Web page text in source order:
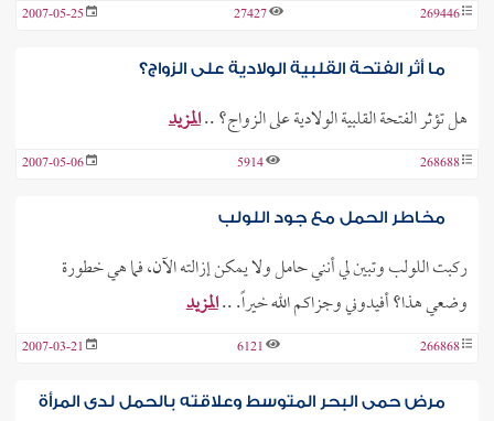
269446
27427
2007-05-25
ما أثر الفتحة القلبية الولادية على الزواج؟
هل تؤثر الفتحة القلبية الولادية على الزواج؟ ..المزيد
268688
5914
2007-05-06
مخاطر الحمل مع جود اللولب
ركبت اللولب وتبين لي أنني حامل ولا يمكن إزالته الآن، فما هي خطورة
وضعي هذا؟ أفيدوني وجزاكم الله خيراً. ..المزيد
266868
6121
2007-03-21
مرض حمى البحر المتوسط وعلاقته بالحمل لدى المرأة